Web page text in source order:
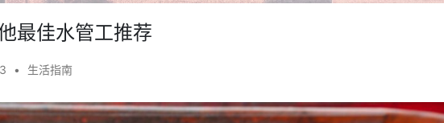
最佳水管工推荐
• 生活指南